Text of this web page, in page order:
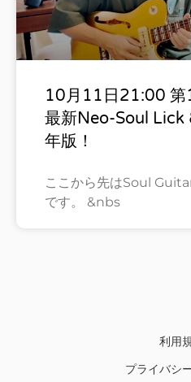
10月11日21:00 第
最新Neo-Soul Lick
年版！
ここから先はSoul
です。 &nbs
利用
プライバシ